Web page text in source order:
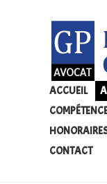
ACCUEIL
CONTACT